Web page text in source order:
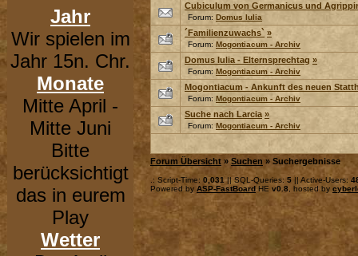
Jahr
Wir spielen im
Jahr 15n. Chr.
Monate
Mitte April -
Mitte Juni
Bitte
berücksichtigt
das in eurem
Play
Wetter
Cubiculum von Germanicus und
Forum: Domus Iulia
´Familienzuwachs` »
Forum: Mogontiacum - Archiv
Domus Iulia - Elternsprechtag »
Forum: Mogontiacum - Archiv
Mogontiacum - Ankunft des neuen
Forum: Mogontiacum - Archiv
Suche nach Larcia »
Forum: Mogontiacum - Archiv
Forum Übersicht » Suchen » Suchergebnisse
.: Script-Time: 0,031|| SQL-Queries: 5 || Active-Users:
Powered by ASP-FastBoardHE v0.8 , hosted by